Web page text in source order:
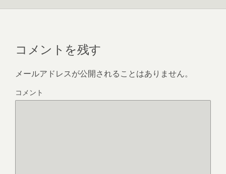
コメントを残す
メールアドレスが公開されることはありません。
コメント